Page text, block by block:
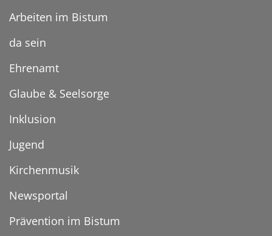
Arbeiten im Bistum
da sein
Ehrenamt
Glaube & Seelsorge
Inklusion
Jugend
Kirchenmusik
Newsportal
Prävention im Bistum